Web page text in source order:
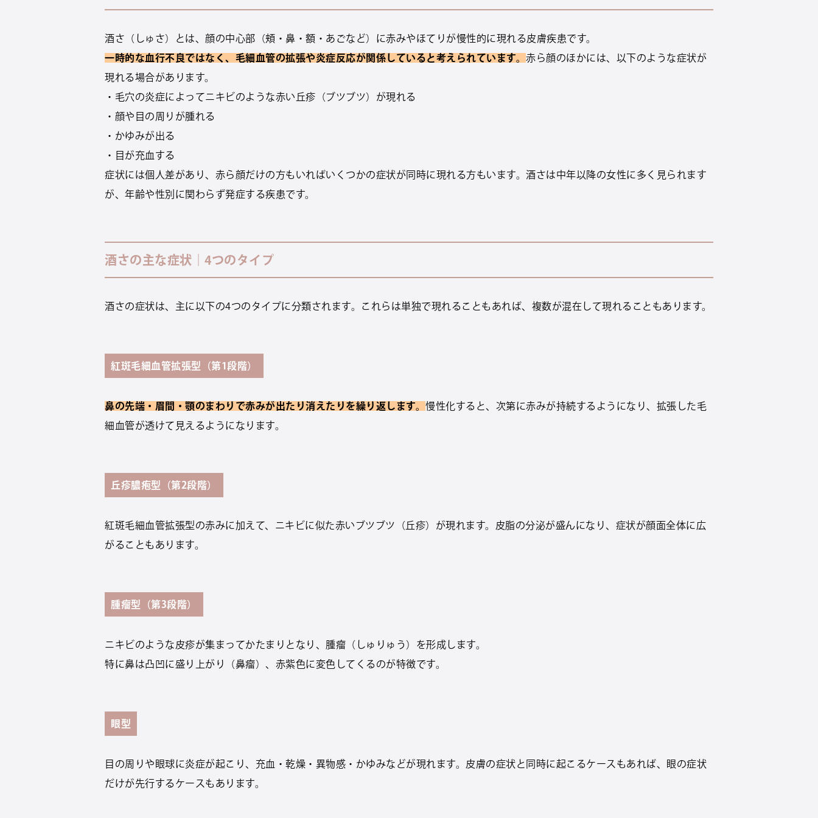
酒さ（しゅさ）とは、顔の中心部（頬・鼻・額・あごなど）に赤みやほてりが慢性的に現れる皮膚疾患です。
一時的な血行不良ではなく、毛細血管の拡張や炎症反応が関係していると考えられています。 赤ら顔のほかには、以下のような症状が
現れる場合があります。
・毛穴の炎症によってニキビのような赤い丘疹（ブツブツ）が現れる
・顔や目の周りが腫れる
・かゆみが出る
・目が充血する
症状には個人差があり、赤ら顔だけの方もいればいくつかの症状が同時に現れる方もいます。酒さは中年以降の女性に多く見られます
が、年齢や性別に関わらず発症する疾患です。
酒さの主な症状｜4つのタイプ
酒さの症状は、主に以下の4つのタイプに分類されます。これらは単独で現れることもあれば、複数が混在して現れることもあります。
紅斑毛細血管拡張型（第1段階）
鼻の先端・眉間・顎のまわりで赤みが出たり消えたりを繰り返します。 慢性化すると、次第に赤みが持続するようになり、拡張した毛
細血管が透けて見えるようになります。
丘疹膿疱型（第2段階）
紅斑毛細血管拡張型の赤みに加えて、ニキビに似た赤いブツブツ（丘疹）が現れます。皮脂の分泌が盛んになり、症状が顔面全体に広
がることもあります。
腫瘤型（第3段階）
ニキビのような皮疹が集まってかたまりとなり、腫瘤（しゅりゅう）を形成します。
特に鼻は凸凹に盛り上がり（鼻瘤）、赤紫色に変色してくるのが特徴です。
眼型
目の周りや眼球に炎症が起こり、充血・乾燥・異物感・かゆみなどが現れます。皮膚の症状と同時に起こるケースもあれば、眼の症状
だけが先行するケースもあります。